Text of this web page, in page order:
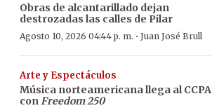
Obras de alcantarillado dejan
destrozadas las calles de Pilar
Agosto 10, 2026 04:44 p. m. · Juan José Brull
Arte y Espectáculos
Música norteamericana llega al CCPA
conFreedom 250